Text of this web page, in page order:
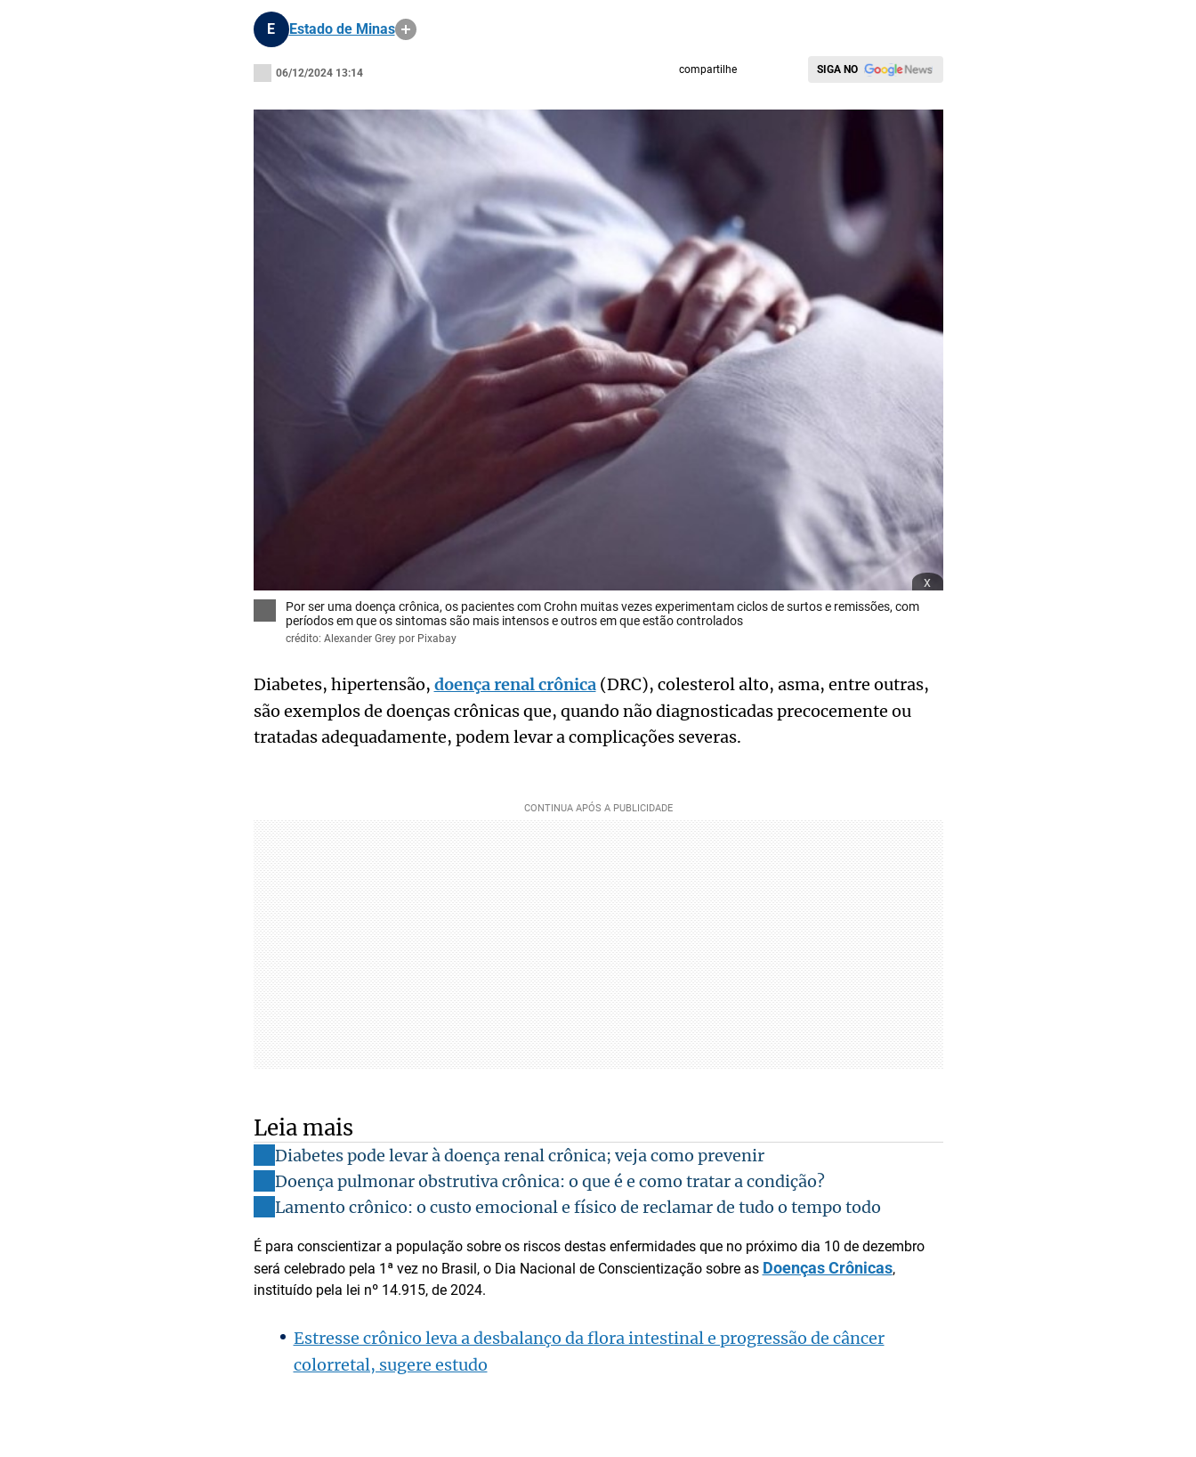
E Estado de Minas
06/12/2024 13:14 compartilhe SIGA NO
x
Por ser uma doença crônica, os pacientes com Crohn muitas vezes experimentam ciclos de surtos e remissões, com
períodos em que os sintomas são mais intensos e outros em que estão controlados
crédito: Alexander Grey por Pixabay
Diabetes, hipertensão, doença renal crônica(DRC), colesterol alto, asma, entre outras,
são exemplos de doenças crônicas que, quando não diagnosticadas precocemente ou
tratadas adequadamente, podem levar a complicações severas.
Leia mais
Diabetes pode levar à doença renal crônica; veja como prevenir
Doença pulmonar obstrutiva crônica: o que é e como tratar a condição?
Lamento crônico: o custo emocional e físico de reclamar de tudo o tempo todo
É para conscientizar a população sobre os riscos destas enfermidades que no próximo dia 10 de dezembro
será celebrado pela 1ª vez no Brasil, o Dia Nacional de Conscientização sobre as Doenças Crônicas,
instituído pela lei nº 14.915, de 2024.
Estresse crônico leva a desbalanço da flora intestinal e progressão de câncer
colorretal, sugere estudo